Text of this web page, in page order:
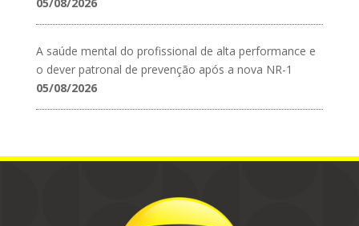
A saúde mental do profissional de alta performance e
o dever patronal de prevenção após a nova NR-1
05/08/2026